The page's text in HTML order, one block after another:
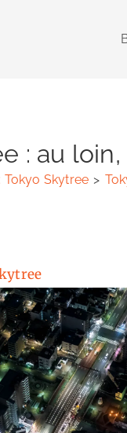
: au
Tokyo Skytree >